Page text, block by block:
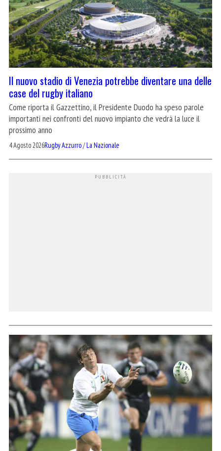
Il nuovo stadio di Venezia potrebbe diventare una delle
case del rugby italiano
Come riporta il Gazzettino, il Presidente Duodo ha speso parole
importanti nei confronti del nuovo impianto che vedrà la luce il
prossimo anno
4 Agosto 2026Rugby Azzurro/La Nazionale